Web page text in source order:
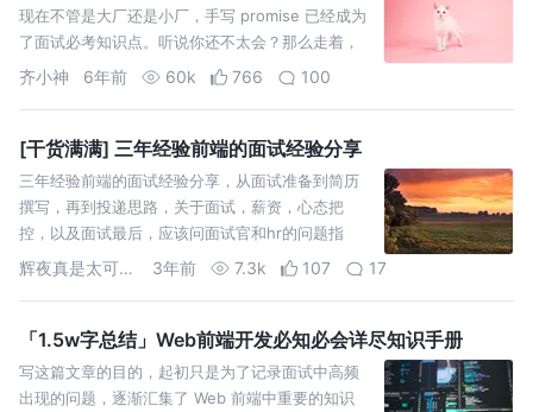
现在不管是大厂还是小厂，手写 promise 已经成为
了面试必考知识点。听说你还不太会？那么走着，
带你从零开始解锁 Promise！ 在 Promise 出现以
齐小神 6年前 60k 766 100
[干货满满] 三年经验前端的面试经验分享
三年经验前端的面试经验分享，从面试准备到简历
撰写，再到投递思路，关于面试，薪资，心态把
控，以及面试最后，应该问面试官和hr的问题指
南，干货满满，肯定能对大家有所帮助！
辉夜真是太可爱啦 3年前 7.3k 107 17
「1.5w字总结」Web前端开发必知必会详尽知识手册
写这篇文章的目的，起初只是为了记录面试中高频
出现的问题，逐渐汇集了 Web 前端中重要的知识